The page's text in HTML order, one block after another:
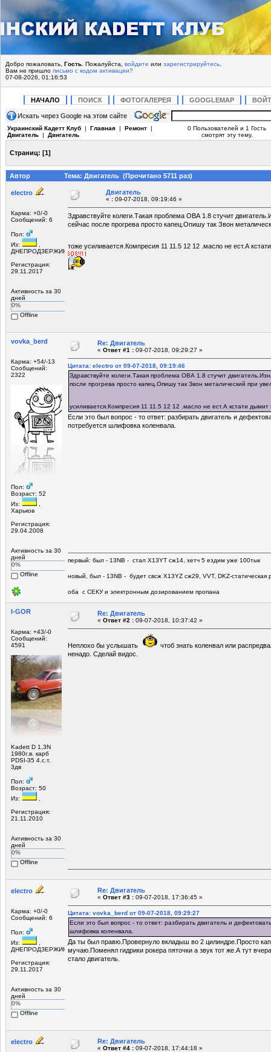
Добро пожаловать, Гость . Пожалуйста, войдите или зарегистрируйтесь
Вам не пришло письмо с кодом активации?
07-08-2026, 01:16:53
НАЧАЛО ПОИСК ФОТОГАЛЕРЕЯ GOOGLEMAP
Искать через Google на этом сайте
Украинский Кадетт Клуб | Главная | Ремонт |
Двигатель | Двигатель
0 Пользователей и 1 Гость
смотрят эту тему.
Страниц: [1]
Автор Тема: Двигатель (Прочитано 5711 раз)
electro
Карма: +0/-0
Сообщений: 6
Пол:
Из:
ДНЕПРОДЗЕРЖИНСК
Регистрация:
29.11.2017
Активность за 30
дней
0%
Offline
Двигатель
« : 09-07-2018, 09:19:46 »
Здравствуйте колеги.Такая проблема ОВА 1.8 стучит
сейчас после прогрева просто капец.Опишу так Звон
тоже усиливается.Компресия 11 11.5 12 12 .масло не ест.А
vovka_berd
Карма: +54/-13
Сообщений:
2322
Пол:
Возраст: 52
Из:
Харьков
Регистрация:
29.04.2008
Активность за 30
дней
0%
Offline
Re: Двигатель
« Ответ #1 : 09-07-2018, 09:29:27 »
Цитата: electro от 09-07-2018, 09:19:46
Здравствуйте колеги.Такая проблема ОВА 1.8 стучит
после прогрева просто капец.Опишу так Звон металический при
усиливается.Компресия 11 11.5 12 12 .масло не ест.А кстати дымит
Если это был вопрос - то ответ: разбирать двигатель и
потребуется шлифовка коленвала.
первый: был - 13NB - стал Х13YT сж14, хетч 5 ездим уже 100тык
новый, был - 13NB - будет свсж Х13YZ сж29, VVT, DKZ-статическая
оба с СЕКУ и электронным дозированием пропана
I-GOR
Карма: +43/-0
Сообщений:
4591
Kadett D 1,3N
1980г.в. карб
PDSI-35 4.с.т.
3дв
Пол:
Возраст: 50
Из:
Регистрация:
21.11.2010
Активность за 30
дней
0%
Offline
Re: Двигатель
« Ответ #2 : 09-07-2018, 10:37:42 »
Неплохо бы услышать
чтоб знать коленвал или
ненадо. Сделай видос.
electro
Карма: +0/-0
Сообщений: 6
Пол:
Из:
ДНЕПРОДЗЕРЖИНСК
Регистрация:
29.11.2017
Активность за 30
дней
0%
Offline
Re: Двигатель
« Ответ #3 : 09-07-2018, 17:36:45 »
Цитата: vovka_berd от 09-07-2018, 09:29:27
Если это был вопрос - то ответ: разбирать двигатель и
шлифовка коленвала.
Да ты был правю.Провернуло вкладыш во 2 цилиндре.Просто
мучаю.Поменял гидрики рокера пяточки а звук тот же.А тут
стало двигатель.
electro Re: Двигатель
« Ответ #4 : 09-07-2018, 17:44:18 »